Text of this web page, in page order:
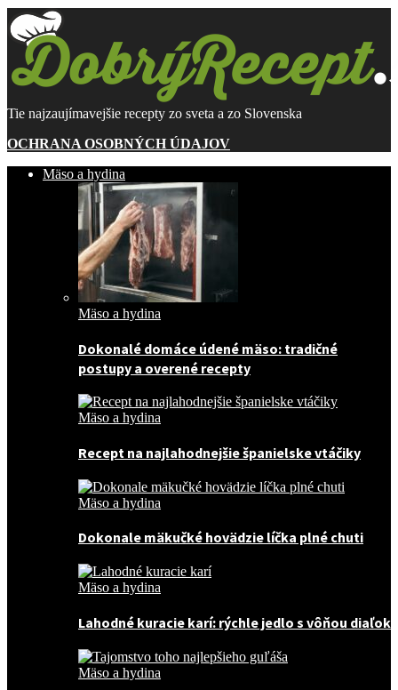
Tie najzaujímavejšie recepty zo sveta a zo Slovenska
OCHRANA OSOBNÝCH ÚDAJOV
Mäso a hydina
Mäso a hydina
Dokonalé domáce údené mäso: tradičné
postupy a overené recepty
Mäso a hydina
Recept na najlahodnejšie španielske vtáčiky
Mäso a hydina
Dokonale mäkučké hovädzie líčka plné chuti
Mäso a hydina
Lahodné kuracie karí: rýchle jedlo s vôňou diaľok
Mäso a hydina